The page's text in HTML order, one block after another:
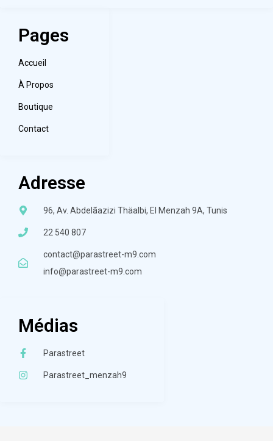
Pages
Accueil
À Propos
Boutique
Contact
Adresse
96, Av. Abdelãazizi Thäalbi, El Menzah 9A, Tunis
22 540 807
contact@parastreet-m9.com
info@parastreet-m9.com
Médias
Parastreet
Parastreet_menzah9